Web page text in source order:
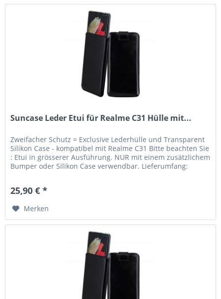
Suncase Leder Etui für Realme C31 Hülle mit...
Zweifacher Schutz = Exclusive Lederhülle und Transparent
Silikon Case - kompatibel mit Realme C31 Bitte beachten Sie
: Etui in grösserer Ausführung. NUR mit einem zusätzlichem
Bumper oder Silikon Case verwendbar. Lieferumfang:
25,90 € *
Merken